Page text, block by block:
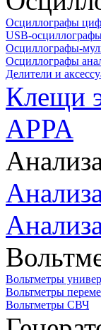
Осциллографы
USB-
Осциллографы-
Осциллографы
Делители и
Клещи
APPA
Вольтметры
Вольтметры
Вольтметры СВЧ